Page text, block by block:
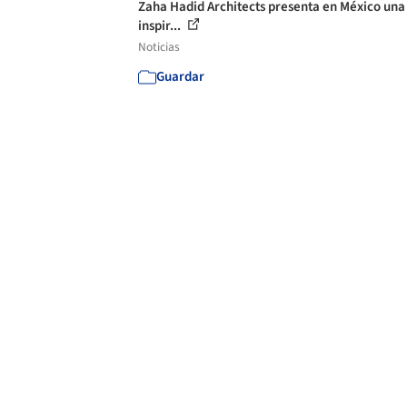
Zaha Hadid Architects presenta en México
inspir...
Noticias
Guardar